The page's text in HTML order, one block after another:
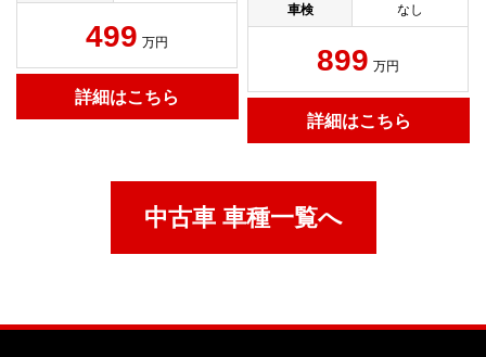
499 万円
詳細はこちら
車検 なし
899 万円
詳細はこちら
中古車 車種一覧へ